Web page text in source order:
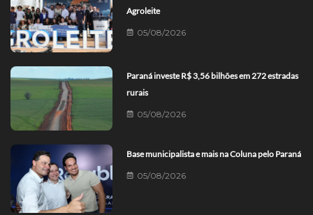
Agroleite
05/08/2026
Paraná investe R$ 3,56 bilhões em 272 estradas
rurais
05/08/2026
Base municipalista e mais na Coluna pelo Paraná
05/08/2026